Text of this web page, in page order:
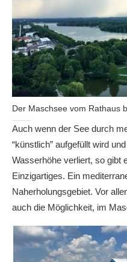
Der Maschsee vom Rathaus
Auch wenn der See durch
“künstlich” aufgefüllt wird
Wasserhöhe verliert, so gibt
Einzigartiges. Ein
Naherholungsgebiet. Vor
auch die Möglichkeit, im